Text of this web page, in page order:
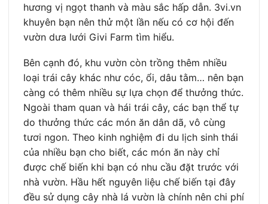
hương vị ngọt thanh và màu sắc hấp dẫn. 3vi.vn
khuyên bạn nên thử một lần nếu có cơ hội đến
vườn dưa lưới Givi Farm tìm hiểu.
Bên cạnh đó, khu vườn còn trồng thêm nhiều
loại trái cây khác như cóc, ổi, dâu tằm… nên bạn
càng có thêm nhiều sự lựa chọn để thưởng thức.
Ngoài tham quan và hái trái cây, các bạn thể tự
do thưởng thức các món ăn dân dã, vô cùng
tươi ngon. Theo kinh nghiệm đi du lịch sinh thái
của nhiều bạn cho biết, các món ăn này chỉ
được chế biến khi bạn có nhu cầu đặt trước với
nhà vườn. Hầu hết nguyên liệu chế biến tại đây
đều sử dụng cây nhà lá vườn là chính nên chi phí